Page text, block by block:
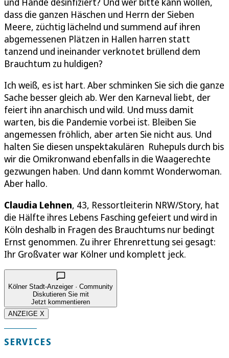
dass die ganzen Häschen und Herrn der Sieben
Meere, züchtig lächelnd und summend auf ihren
abgemessenen Plätzen in Hallen harren statt
tanzend und ineinander verknotet brüllend dem
Brauchtum zu huldigen?
Ich weiß, es ist hart. Aber schminken Sie sich die ganze
Sache besser gleich ab. Wer den Karneval liebt, der
feiert ihn anarchisch und wild. Und muss damit
warten, bis die Pandemie vorbei ist. Bleiben Sie
angemessen fröhlich, aber arten Sie nicht aus. Und
halten Sie diesen unspektakulären Ruhepuls durch bis
wir die Omikronwand ebenfalls in die Waagerechte
gezwungen haben. Und dann kommt Wonderwoman.
Aber hallo.
Claudia Lehnen, 43, Ressortleiterin NRW/Story, hat
die Hälfte ihres Lebens Fasching gefeiert und wird in
Köln deshalb in Fragen des Brauchtums nur bedingt
Ernst genommen. Zu ihrer Ehrenrettung sei gesagt:
Ihr Großvater war Kölner und komplett jeck.
Kölner Stadt-Anzeiger · Community
Diskutieren Sie mit
Jetzt kommentieren
ANZEIGE X
SERVICES